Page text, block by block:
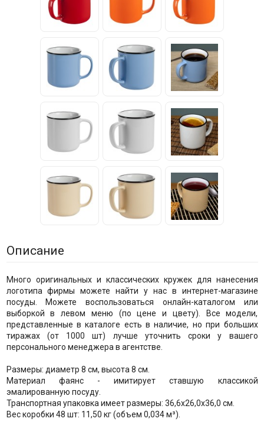
Описание
Много оригинальных и классических кружек для нанесения
логотипа фирмы можете найти у нас в интернет-магазине
посуды. Можете воспользоваться онлайн-каталогом или
выборкой в левом меню (по цене и цвету). Все модели,
представленные в каталоге есть в наличие, но при больших
тиражах (от 1000 шт) лучше уточнить сроки у вашего
персонального менеджера в агентстве.
Размеры: диаметр 8 см, высота 8 см.
Материал фаянс - имитирует ставшую классикой
эмалированную посуду.
Транспортная упаковка имеет размеры: 36,6x26,0x36,0 см.
Вес коробки 48 шт: 11,50 кг (объем 0,034 м³).